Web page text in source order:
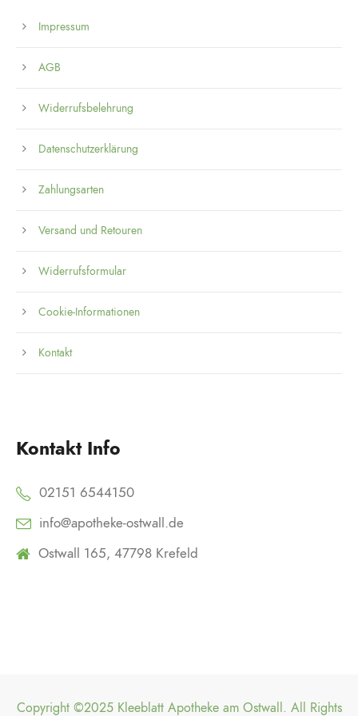
Impressum
AGB
Widerrufsbelehrung
Datenschutzerklärung
Zahlungsarten
Versand und Retouren
Widerrufsformular
Cookie-Informationen
Kontakt
Kontakt Info
02151 6544150
info@apotheke-ostwall.de
Ostwall 165, 47798 Krefeld
Copyright ©2025 Kleeblatt Apotheke am Ostwall. All Rights